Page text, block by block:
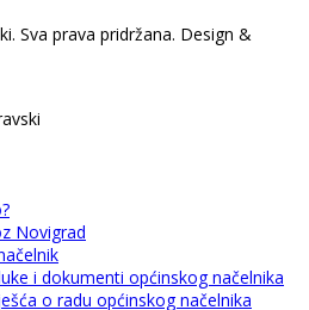
Sva prava pridržana. Design &
Novigrad
i dokumenti općinskog načelnika
o radu općinskog načelnika